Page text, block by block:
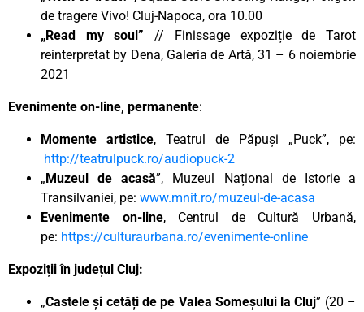
de tragere Vivo! Cluj-Napoca, ora 10.00
„Read my soul” // Finissage expoziție de Tarot
reinterpretat by Dena, Galeria de Artă, 31 – 6 noiembrie
2021
Evenimente on-line, permanente:
Momente artistice, Teatrul de Păpuși „Puck”, pe:
http://teatrulpuck.ro/audiopuck-2
„Muzeul de acasă”, Muzeul Național de Istorie a
Transilvaniei, pe: www.mnit.ro/muzeul-de-acasa
Evenimente on-line, Centrul de Cultură Urbană,
pe: https://culturaurbana.ro/evenimente-online
Expoziții în județul Cluj:
„Castele și cetăți de pe Valea Someșului la Cluj” (20 –